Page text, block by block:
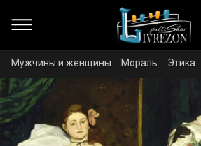
Мужчины и женщины Мораль Этика